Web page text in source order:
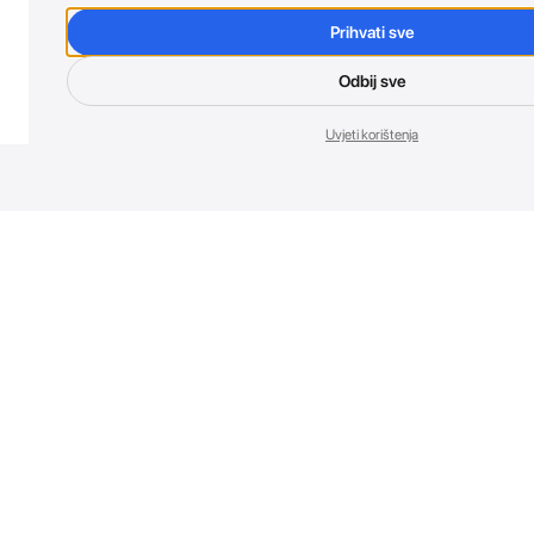
Prihvati sve
Odbij sve
Uvjeti korištenja